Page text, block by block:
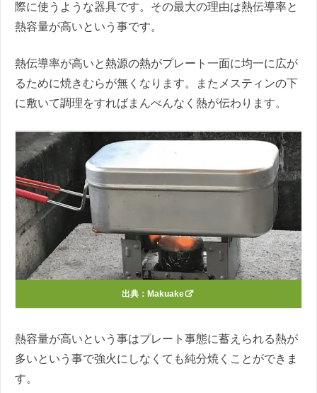
際に使うような器具です。その最大の理由は熱伝導率と
熱容量が高いという事です。
熱伝導率が高いと熱源の熱がプレート一面に均一に広が
るために焼きむらが無くなります。またメスティンの下
に敷いて調理をすればまんべんなく熱が伝わります。
出典： Makuake
熱容量が高いという事はプレート事態に蓄えられる熱が
多いという事で強火にしなくても純分焼くことができま
す。